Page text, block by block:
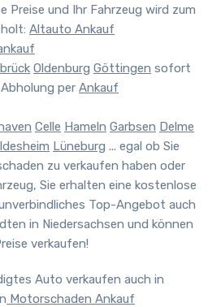
Preise und Ihr Fahrzeug wird zum
: Altauto Ankauf
Oldenburg Göttingen sofort
per Ankauf
Celle Hameln Garbsen Delme
Lüneburg ... egal ob Sie
zu verkaufen haben oder
Sie erhalten eine kostenlose
Top-Angebot auch
in Niedersachsen und können
verkaufen!
Auto verkaufen auch in
Motorschaden Ankauf